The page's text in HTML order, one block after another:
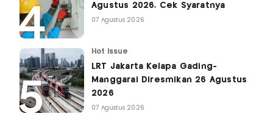
Agustus 2026, Cek Syaratnya
07 Agustus 2026
Hot Issue
LRT Jakarta Kelapa Gading-
Manggarai Diresmikan 26 Agustus
2026
07 Agustus 2026